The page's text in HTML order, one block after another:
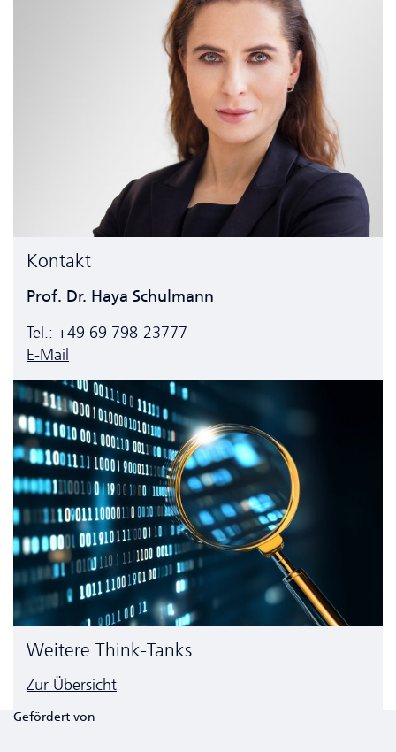
Kontakt
Prof. Dr. Haya Schulmann
Tel.: +49 69 798-23777
E-Mail
Weitere Think-Tanks
Zur Übersicht
Gefördert von